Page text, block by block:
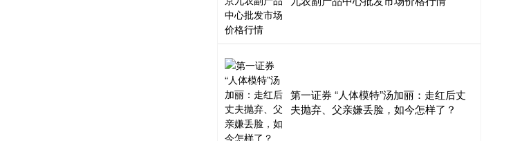
第一证券 “人体模特”汤加丽：走红后丈
夫抛弃、父亲嫌丢脸，如今怎样了？